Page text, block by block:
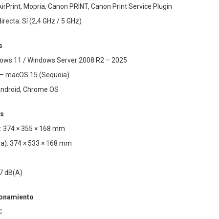
Mopria, Canon PRINT, Canon Print Service Plugin
Sí (2,4 GHz / 5 GHz)
11 / Windows Server 2008 R2 – 2025
macOS 15 (Sequoia)
Chrome OS
× 355 × 168 mm
374 × 533 × 168 mm
dB(A)